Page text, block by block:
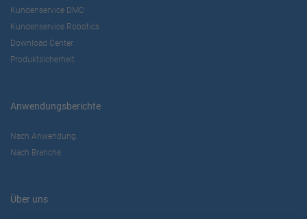
Kundenservice DMC
Kundenservice Robotics
Download Center
Produktsicherheit
Anwendungsberichte
Nach Anwendung
Nach Branche
Über uns